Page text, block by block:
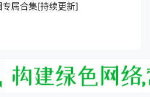
属合集[持续更新]